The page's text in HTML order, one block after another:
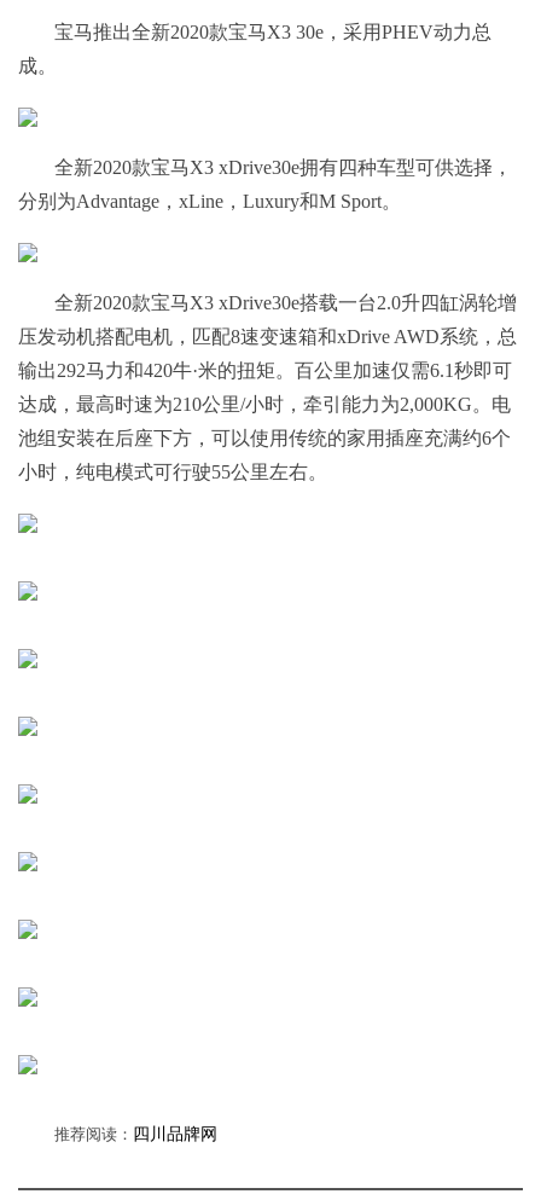
宝马推出全新2020款宝马X3 30e，采用PHEV动力总
成。
全新2020款宝马X3 xDrive30e拥有四种车型可供选择，
分别为Advantage，xLine，Luxury和M Sport。
全新2020款宝马X3 xDrive30e搭载一台2.0升四缸涡轮增
压发动机搭配电机，匹配8速变速箱和xDrive AWD系统，总
输出292马力和420牛·米的扭矩。百公里加速仅需6.1秒即可
达成，最高时速为210公里/小时，牵引能力为2,000KG。电
池组安装在后座下方，可以使用传统的家用插座充满约6个
小时，纯电模式可行驶55公里左右。
推荐阅读： 四川品牌网